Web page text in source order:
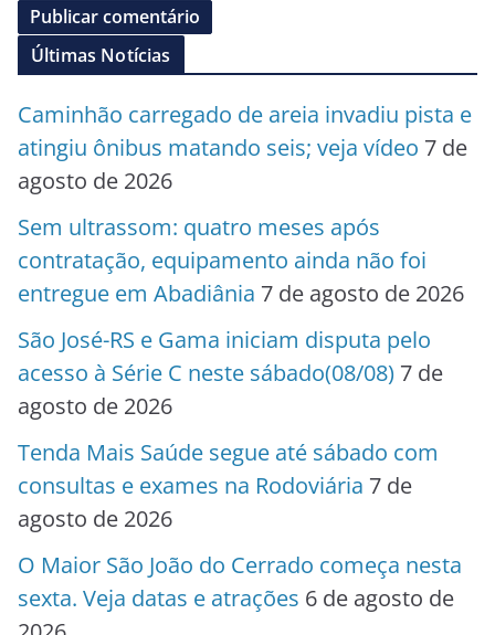
Últimas Notícias
Caminhão carregado de areia invadiu pista e
atingiu ônibus matando seis; veja vídeo 7 de
agosto de 2026
Sem ultrassom: quatro meses após
contratação, equipamento ainda não foi
entregue em Abadiânia 7 de agosto de 2026
São José-RS e Gama iniciam disputa pelo
acesso à Série C neste sábado(08/08) 7 de
agosto de 2026
Tenda Mais Saúde segue até sábado com
consultas e exames na Rodoviária 7 de
agosto de 2026
O Maior São João do Cerrado começa nesta
sexta. Veja datas e atrações 6 de agosto de